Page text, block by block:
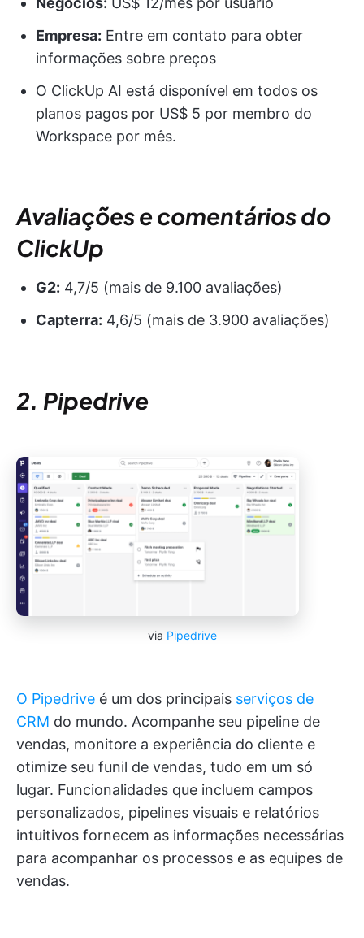
Empresa: Entre em contato para obter
informações sobre preços
O ClickUp AI está disponível em todos os
planos pagos por US$ 5 por membro do
Workspace por mês.
Avaliações e comentários do
ClickUp
G2: 4,7/5 (mais de 9.100 avaliações)
Capterra: 4,6/5 (mais de 3.900 avaliações)
2. Pipedrive
via Pipedrive
O Pipedrive é um dos principais serviços de
CRM do mundo. Acompanhe seu pipeline de
vendas, monitore a experiência do cliente e
otimize seu funil de vendas, tudo em um só
lugar. Funcionalidades que incluem campos
personalizados, pipelines visuais e relatórios
intuitivos fornecem as informações necessárias
para acompanhar os processos e as equipes de
vendas.